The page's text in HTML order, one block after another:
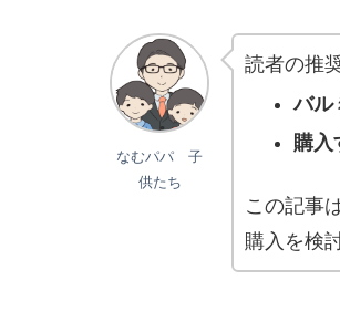
なむパパ 子
供たち
読者の推
バル
購入
この記事
購入を検